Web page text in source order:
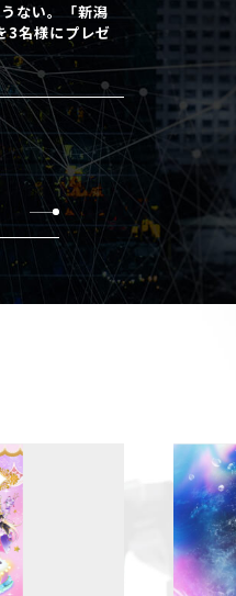
ない。「新潟
3名様にプレゼ